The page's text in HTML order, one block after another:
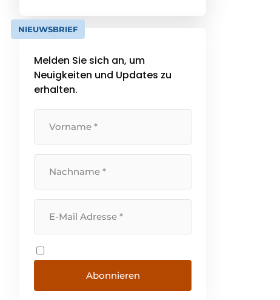
eines guten Fundaments
beseitigt. So entsteht ein
einer Hand! Schokindustrie
produziert ausschließlich [...]
NIEUWSBRIEF
Melden Sie sich an, um
Neuigkeiten und Updates zu
erhalten.
Abonnieren